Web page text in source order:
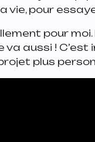
vie, pour
pour
va aussi !
plus